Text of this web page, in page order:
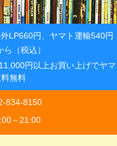
LP660円、ヤマト運輸540円
（税込）
円以上お買い上げでヤマ
料無料
834-8150
～21:00